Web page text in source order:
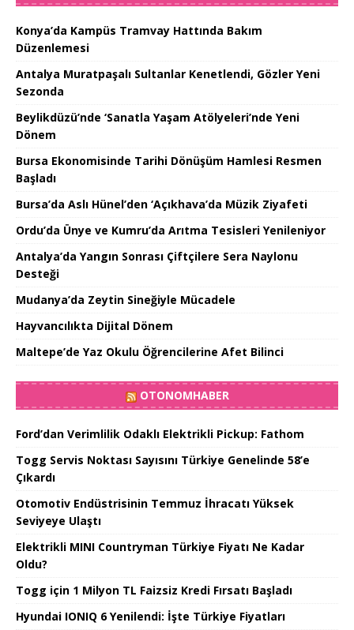
Konya’da Kampüs Tramvay Hattında Bakım
Düzenlemesi
Antalya Muratpaşalı Sultanlar Kenetlendi, Gözler Yeni
Sezonda
Beylikdüzü’nde ‘Sanatla Yaşam Atölyeleri’nde Yeni
Dönem
Bursa Ekonomisinde Tarihi Dönüşüm Hamlesi Resmen
Başladı
Bursa’da Aslı Hünel’den ‘Açıkhava’da Müzik Ziyafeti
Ordu’da Ünye ve Kumru’da Arıtma Tesisleri Yenileniyor
Antalya’da Yangın Sonrası Çiftçilere Sera Naylonu
Desteği
Mudanya’da Zeytin Sineğiyle Mücadele
Hayvancılıkta Dijital Dönem
Maltepe’de Yaz Okulu Öğrencilerine Afet Bilinci
OTONOMHABER
Ford’dan Verimlilik Odaklı Elektrikli Pickup: Fathom
Togg Servis Noktası Sayısını Türkiye Genelinde 58’e
Çıkardı
Otomotiv Endüstrisinin Temmuz İhracatı Yüksek
Seviyeye Ulaştı
Elektrikli MINI Countryman Türkiye Fiyatı Ne Kadar
Oldu?
Togg için 1 Milyon TL Faizsiz Kredi Fırsatı Başladı
Hyundai IONIQ 6 Yenilendi: İşte Türkiye Fiyatları